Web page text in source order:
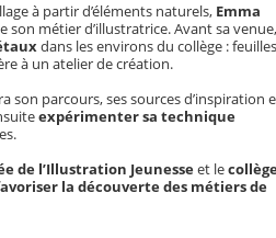
à partir d’éléments naturels, Emma
son métier d’illustratrice. Avant sa venue,
dans les environs du collège :
à un atelier de création.
son parcours, ses sources d’inspiration
expérimenter sa technique
de l’Illustration Jeunesseet le
la découverte des métiers de